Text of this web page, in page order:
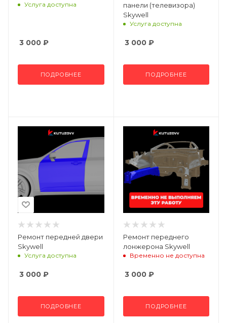
Услуга доступна
3 000 ₽
ПОДРОБНЕЕ
панели (телевизора)
Skywell
Услуга доступна
3 000₽
ПОДРОБНЕЕ
Ремонт передней двери
Skywell
Услуга доступна
3 000 ₽
ПОДРОБНЕЕ
Ремонт переднего
лонжерона Skywell
Временно не доступна
3 000₽
ПОДРОБНЕЕ